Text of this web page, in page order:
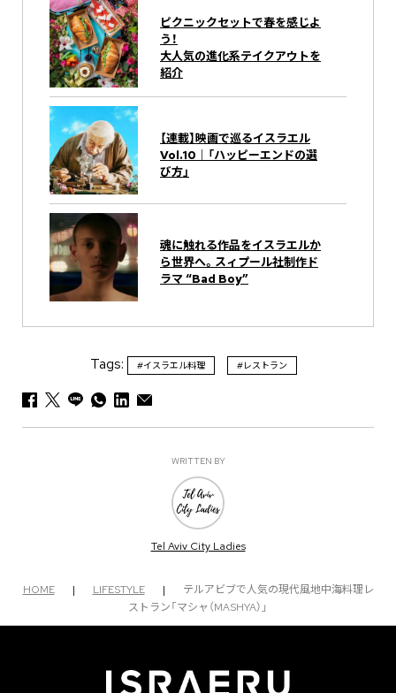
ピクニックセットで春を感じよ
う！
大人気の進化系テイクアウトを
紹介
【連載】映画で巡るイスラエル
Vol.10｜「ハッピーエンドの選
び方」
魂に触れる作品をイスラエルか
ら世界へ。スィプール社制作ド
ラマ “Bad Boy”
Tags: #イスラエル料理 #レストラン
WRITTEN BY
Tel Aviv City Ladies
HOME | LIFESTYLE |
テルアビブで人気の現代風地中海料理レ
ストラン「マシャ（MASHYA）」